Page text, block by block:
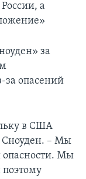
а
за
опасений
в США
Сноуден. – Мы
опасности. Мы